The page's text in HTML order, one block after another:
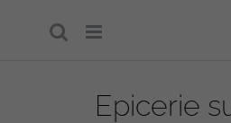
Epicerie